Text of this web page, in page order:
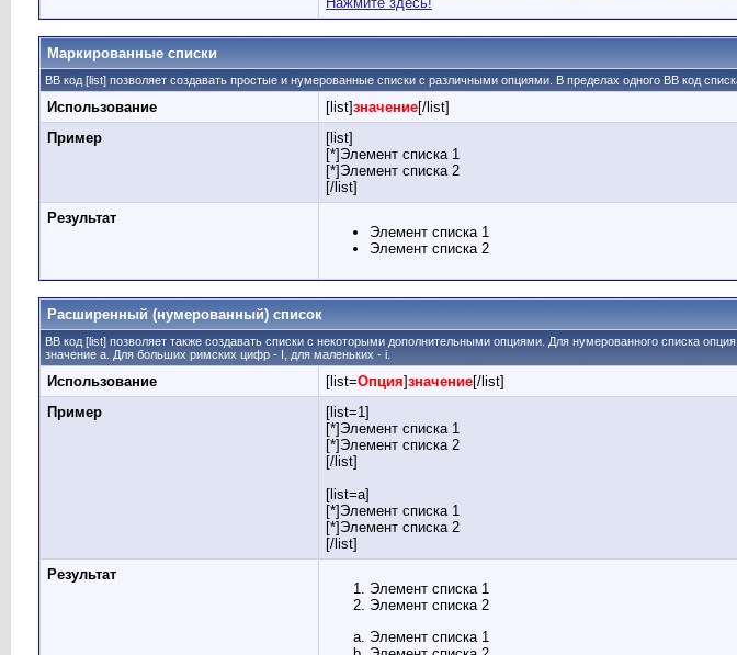
Маркированные списки
BB код [list] позволяет создавать простые и нумерованные списки с различными опциями. В пределах одного BB код
Использование [list]значение[/list]
Пример
[list]
[*]Элемент списка 1
[*]Элемент списка 2
[/list]
Результат
Элемент списка 1
Элемент списка 2
Расширенный (нумерованный) список
BB код [list] позволяет также создавать списки с некоторыми дополнительными опциями. Для нумерованного списка
значение а. Для больших римских цифр - I, для маленьких - i.
Использование [list=Опция]значение[/list]
Пример
[list=1]
[*]Элемент списка 1
[*]Элемент списка 2
[/list]
[list=a]
[*]Элемент списка 1
[*]Элемент списка 2
[/list]
Результат
Элемент списка 1
Элемент списка 2
Элемент списка 1